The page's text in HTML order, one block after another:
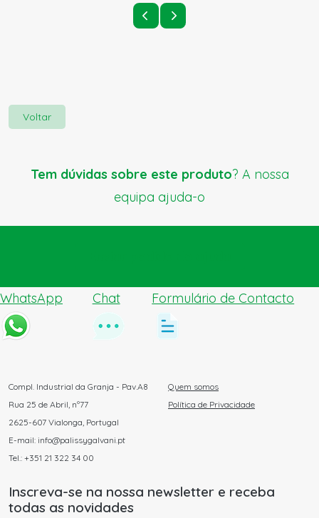
Voltar
Tem dúvidas sobre este produto? A nossa
equipa ajuda-o
WhatsApp Chat Formulário de Contacto
Compl. Industrial da Granja - Pav.A8
Rua 25 de Abril, nº77
2625-607 Vialonga, Portugal
E-mail: info@palissygalvani.pt
Tel.: +351 21 322 34 00
Quem somos
Política de Privacidade
Inscreva-se na nossa newsletter e receba
todas as novidades